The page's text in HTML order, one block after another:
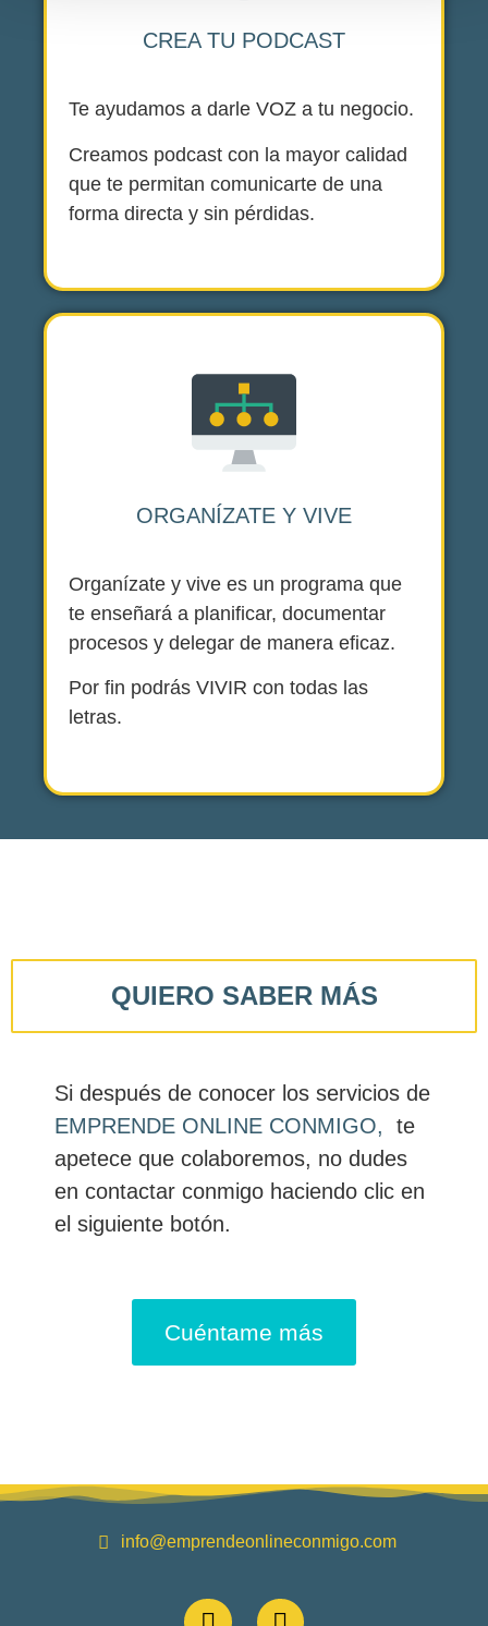
CREA TU PODCAST
Te ayudamos a darle VOZ a tu negocio.
Creamos podcast con la mayor calidad
que te permitan comunicarte de una
forma directa y sin pérdidas.
ORGANÍZATE Y VIVE
Organízate y vive es un programa que
te enseñará a planificar, documentar
procesos y delegar de manera eficaz.
Por fin podrás VIVIR con todas las
letras.
QUIERO SABER MÁS
Si después de conocer los servicios de
EMPRENDE ONLINE CONMIGO,
te
apetece que colaboremos, no dudes
en contactar conmigo haciendo clic en
el siguiente botón.
Cuéntame más
info@emprendeonlineconmigo.com